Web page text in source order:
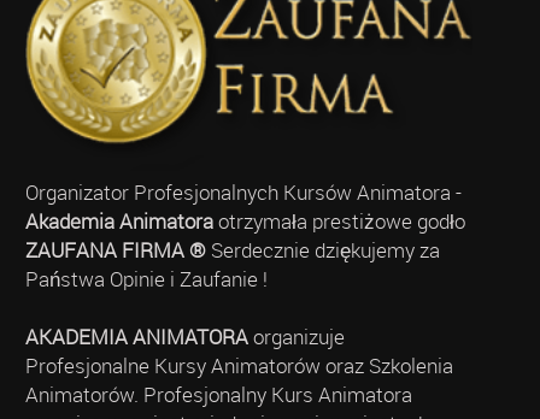
Organizator Profesjonalnych Kursów Animatora -
Akademia Animatoraotrzymała prestiżowe godło
ZAUFANA FIRMA ®Serdecznie dziękujemy za
Państwa Opinie i Zaufanie !
AKADEMIA ANIMATORAorganizuje
Profesjonalne Kursy Animatorów oraz Szkolenia
Animatorów. Profesjonalny Kurs Animatora